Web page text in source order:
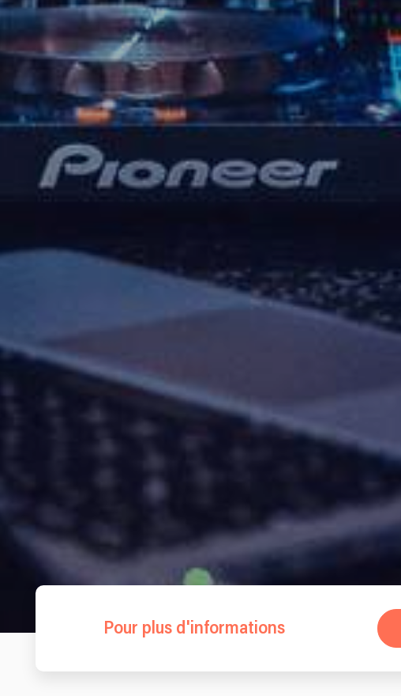
Pour plus d'informations